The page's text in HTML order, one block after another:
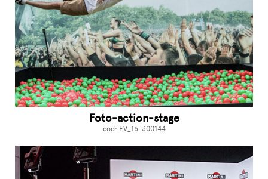
Foto-action-stage
cod: EV_16-300144